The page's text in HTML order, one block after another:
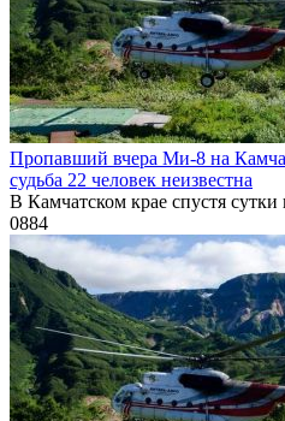
Пропавший вчера Ми-8 на
судьба 22 человек неизвестна
В Камчатском крае спустя сутки
0884